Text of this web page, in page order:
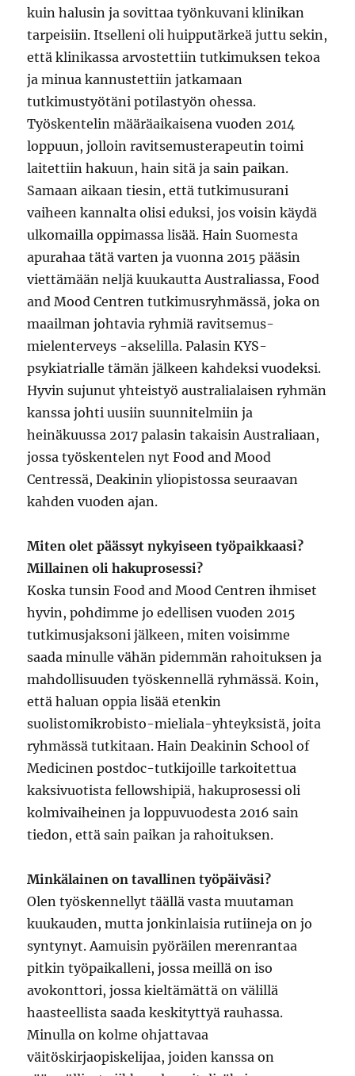
kuin halusin ja sovittaa työnkuvani klinikan
tarpeisiin. Itselleni oli huipputärkeä juttu sekin,
että klinikassa arvostettiin tutkimuksen tekoa
ja minua kannustettiin jatkamaan
tutkimustyötäni potilastyön ohessa.
Työskentelin määräaikaisena vuoden 2014
loppuun, jolloin ravitsemusterapeutin toimi
laitettiin hakuun, hain sitä ja sain paikan.
Samaan aikaan tiesin, että tutkimusurani
vaiheen kannalta olisi eduksi, jos voisin käydä
ulkomailla oppimassa lisää. Hain Suomesta
apurahaa tätä varten ja vuonna 2015 pääsin
viettämään neljä kuukautta Australiassa, Food
and Mood Centren tutkimusryhmässä, joka on
maailman johtavia ryhmiä ravitsemus-
mielenterveys -akselilla. Palasin KYS-
psykiatrialle tämän jälkeen kahdeksi vuodeksi.
Hyvin sujunut yhteistyö australialaisen ryhmän
kanssa johti uusiin suunnitelmiin ja
heinäkuussa 2017 palasin takaisin Australiaan,
jossa työskentelen nyt Food and Mood
Centressä, Deakinin yliopistossa seuraavan
kahden vuoden ajan.
Miten olet päässyt nykyiseen työpaikkaasi?
Millainen oli hakuprosessi?
Koska tunsin Food and Mood Centren ihmiset
hyvin, pohdimme jo edellisen vuoden 2015
tutkimusjaksoni jälkeen, miten voisimme
saada minulle vähän pidemmän rahoituksen ja
mahdollisuuden työskennellä ryhmässä. Koin,
että haluan oppia lisää etenkin
suolistomikrobisto-mieliala-yhteyksistä, joita
ryhmässä tutkitaan. Hain Deakinin School of
Medicinen postdoc-tutkijoille tarkoitettua
kaksivuotista fellowshipiä, hakuprosessi oli
kolmivaiheinen ja loppuvuodesta 2016 sain
tiedon, että sain paikan ja rahoituksen.
Minkälainen on tavallinen työpäiväsi?
Olen työskennellyt täällä vasta muutaman
kuukauden, mutta jonkinlaisia rutiineja on jo
syntynyt. Aamuisin pyöräilen merenrantaa
pitkin työpaikalleni, jossa meillä on iso
avokonttori, jossa kieltämättä on välillä
haasteellista saada keskityttyä rauhassa.
Minulla on kolme ohjattavaa
väitöskirjaopiskelijaa, joiden kanssa on